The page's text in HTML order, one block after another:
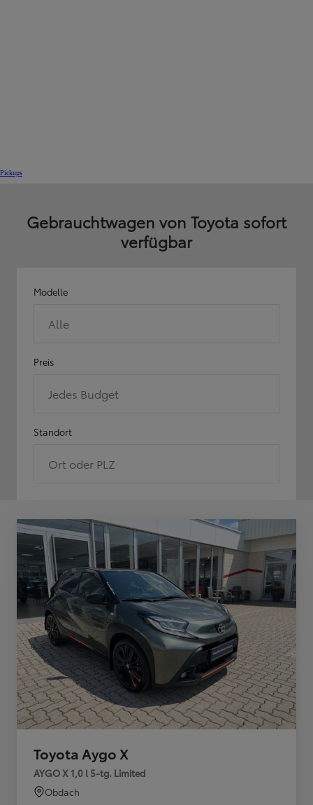
Pickups
Gebrauchtwagen von Toyota sofort
verfügbar
Modelle
Alle
Preis
Jedes Budget
Standort
Ort oder PLZ
Toyota Aygo X
AYGO X 1,0 l 5-tg. Limited
Obdach